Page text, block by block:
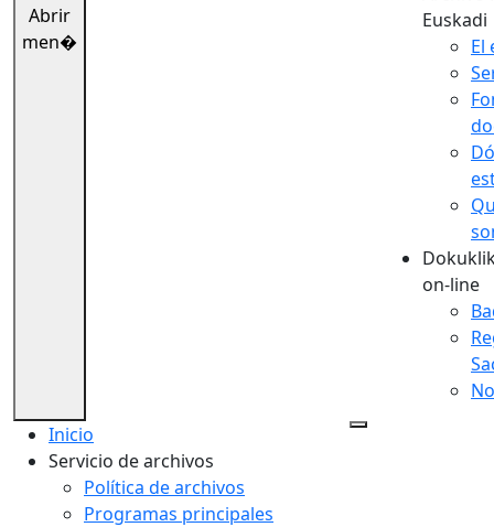
Abrir
men�
Euskadi
El
on-line
Inicio
Servicio de archivos
Política de archivos
Programas principales